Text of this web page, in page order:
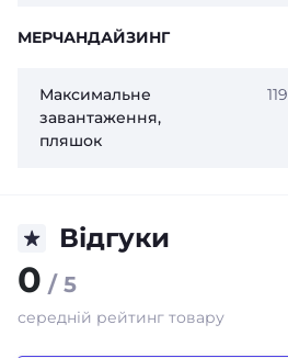
МЕРЧАНДАЙЗИНГ
Максимальне
завантаження,
пляшок
119
Відгуки
0 / 5
середній рейтинг товару